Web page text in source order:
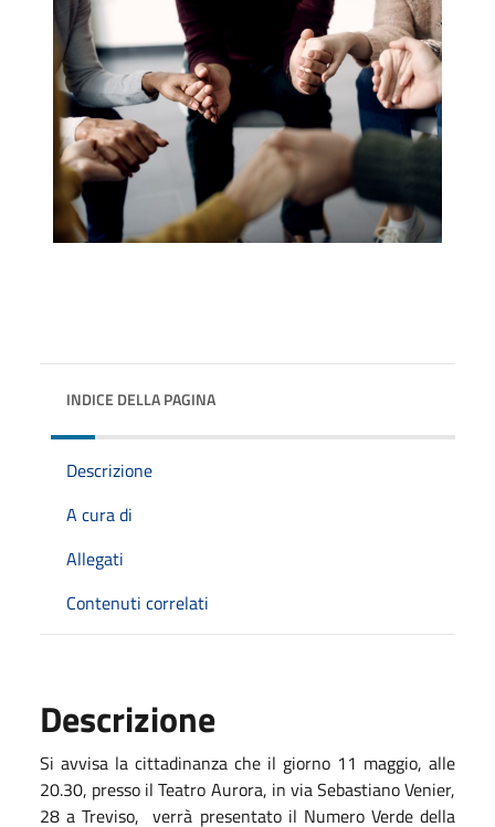
INDICE DELLA PAGINA
Descrizione
A cura di
Allegati
Contenuti correlati
Descrizione
Si avvisa la cittadinanza che il giorno 11 maggio, alle
20.30, presso il Teatro Aurora, in via Sebastiano Venier,
28 a Treviso, verrà presentato il Numero Verde della